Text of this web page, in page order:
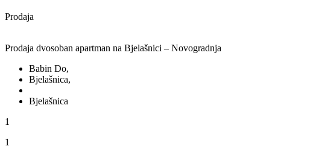
Prodaja
Prodaja dvosoban apartman na Bjelašnici – Novogradnja
Babin Do,
Bjelašnica,
Bjelašnica
1
1